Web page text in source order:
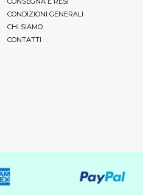
CONDIZIONI GENERALI
CHI SIAMO
CONTATTI